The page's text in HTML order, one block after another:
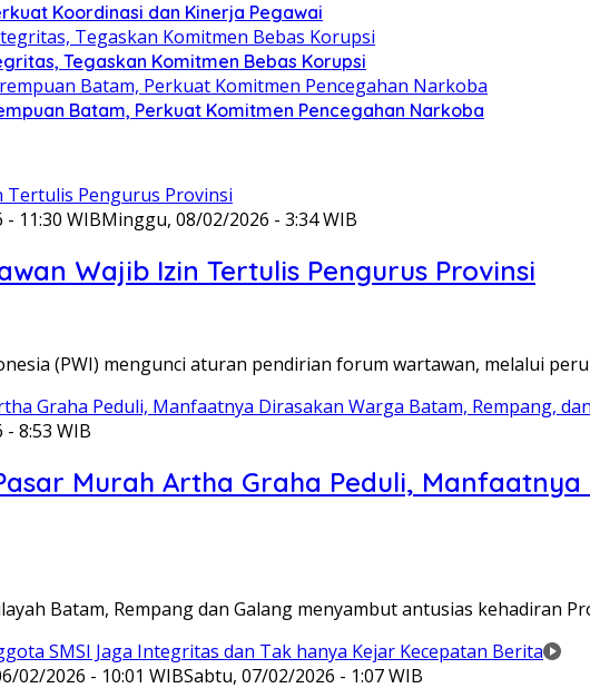
Koordinasi dan Kinerja Pegawai
Tegaskan Komitmen Bebas Korupsi
Batam, Perkuat Komitmen Pencegahan Narkoba
11:30 WIBMinggu, 08/02/2026 - 3:34 WIB
Wajib Izin Tertulis Pengurus Provinsi
(PWI) mengunci aturan pendirian forum wartawan, melalui
8:53 WIB
Murah Artha Graha Peduli,
Batam, Rempang dan Galang menyambut antusias kehadiran
02/2026 - 10:01 WIBSabtu, 07/02/2026 - 1:07 WIB